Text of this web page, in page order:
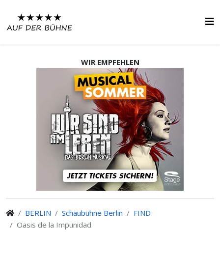
WIR EMPFEHLEN
BERLIN Schaubühne Berlin
FIND
Oasis de la Impunidad